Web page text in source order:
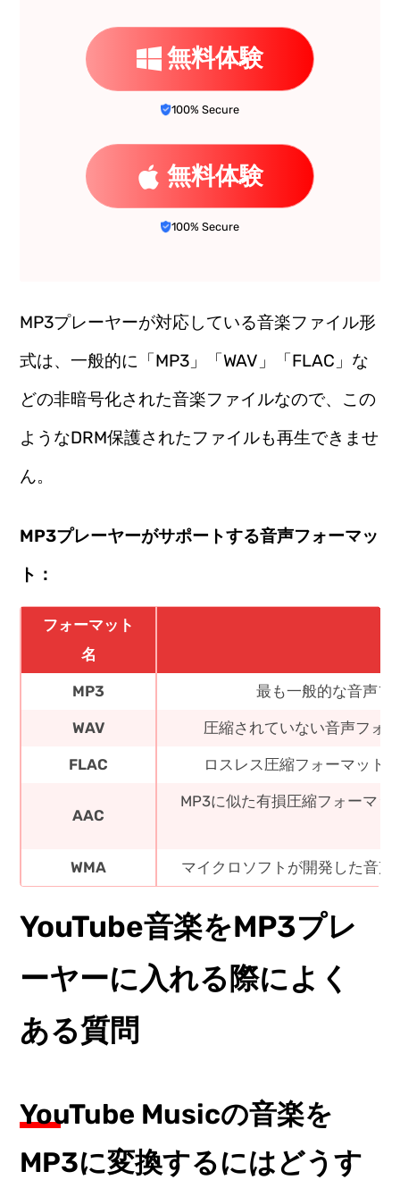
無料体験
100% Secure
無料体験
100% Secure
MP3プレーヤーが対応している音楽ファイル形
式は、一般的に「MP3」「WAV」「FLAC」な
どの非暗号化された音楽ファイルなので、この
ようなDRM保護されたファイルも再生できませ
ん。
MP3プレーヤーがサポートする音声フォーマッ
ト：
フォーマット
名
MP3 最も一般的な音声フ
WAV 圧縮されていない音声フォ
FLAC ロスレス圧縮フォーマット
AAC
MP3に似た有損圧縮フォーマ
WMA マイクロソフトが開発した音
YouTube音楽をMP3プレ
ーヤーに入れる際によく
ある質問
YouTube Musicの音楽を
MP3に変換するにはどうす